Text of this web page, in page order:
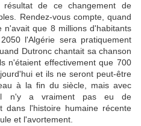
de ce changement de
Rendez-vous compte, quand
n'avait que 8 millions d'habitants
l'Algérie sera pratiquement
Dutronc chantait sa chanson
n'étaient effectivement que 700
et ils ne seront peut-être
à la fin du siècle, mais avec
n'y a vraiment pas eu de
dans l'histoire humaine récente
et l'avortement.